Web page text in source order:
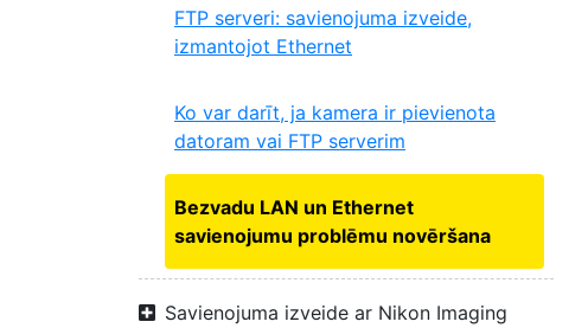
FTP serveri: savienojuma izveide,
izmantojot Ethernet
Ko var darīt, ja kamera ir pievienota
datoram vai FTP serverim
Bezvadu LAN un Ethernet
savienojumu problēmu novēršana
Savienojuma izveide ar Nikon Imaging